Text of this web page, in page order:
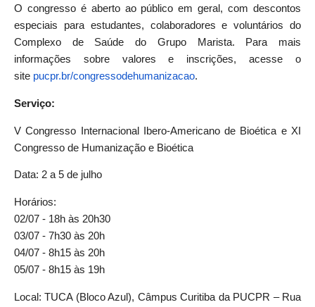
O congresso é aberto ao público em geral, com descontos
especiais para estudantes, colaboradores e voluntários do
Complexo de Saúde do Grupo Marista. Para mais
informações sobre valores e inscrições, acesse o
site pucpr.br/congressodehumanizacao.
Serviço:
V Congresso Internacional Ibero-Americano de Bioética e XI
Congresso de Humanização e Bioética
Data: 2 a 5 de julho
Horários:
02/07 - 18h às 20h30
03/07 - 7h30 às 20h
04/07 - 8h15 às 20h
05/07 - 8h15 às 19h
Local: TUCA (Bloco Azul), Câmpus Curitiba da PUCPR – Rua